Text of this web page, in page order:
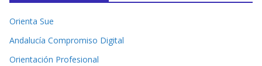
Orienta Sue
Andalucía Compromiso Digital
Orientación Profesional